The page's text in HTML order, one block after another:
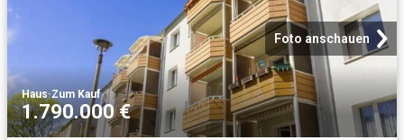
Foto anschauen
Haus·Zum Kauf
1.790.000 €